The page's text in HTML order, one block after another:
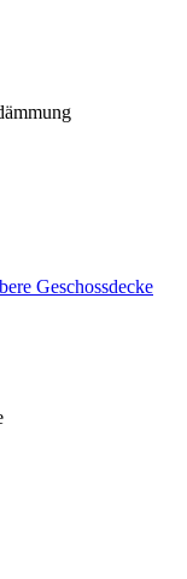
Geschossdecke